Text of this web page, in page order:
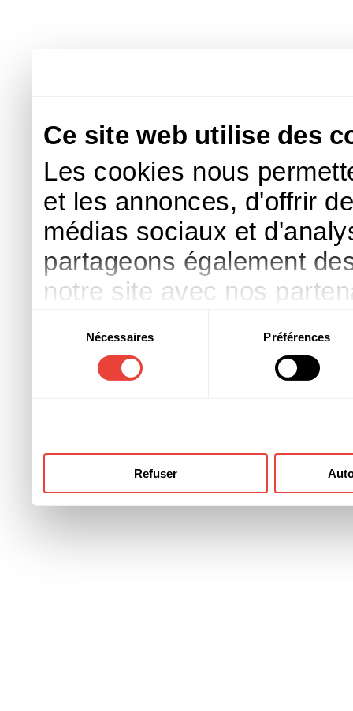
Ce site web utilise des
Les cookies nous
et les annonces, d'offrir
médias sociaux et
partageons également
notre site avec nos
d'autres informations
ont collectées lors de
consentement
Nécessaires Préférences
Refuser